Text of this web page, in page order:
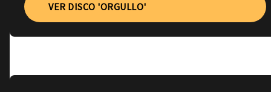
VER DISCO 'ORGULLO'